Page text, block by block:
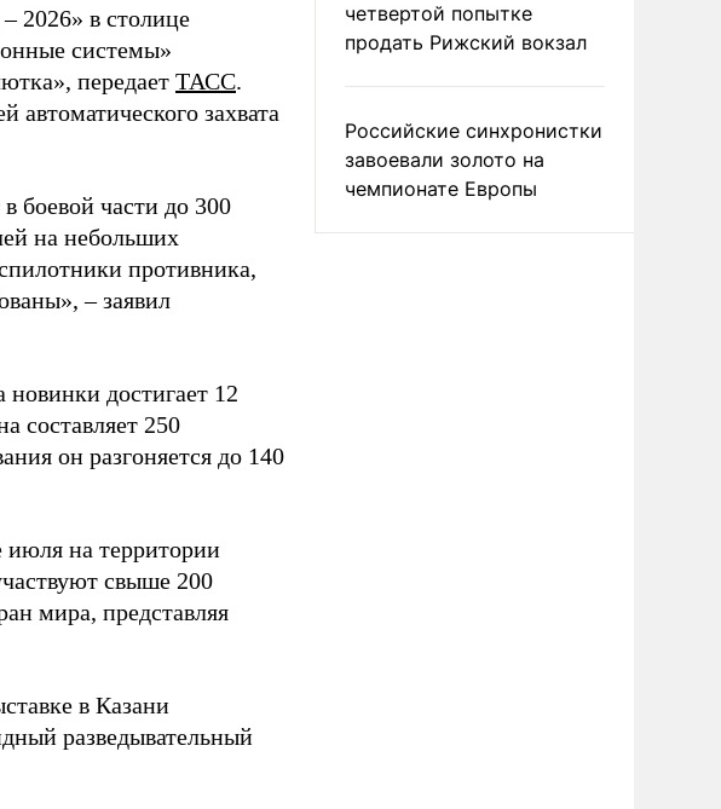
2026» в столице
системы»
передает ТАСС.
захвата
боевой части до 300
на небольших
противника,
– заявил
новинки достигает 12
составляет 250
он разгоняется до 140
июля на территории
свыше 200
мира, представляя
в Казани
разведывательный
четвертой попытке
продать Рижский вокзал
Российские синхронистки
завоевали золото на
чемпионате Европы